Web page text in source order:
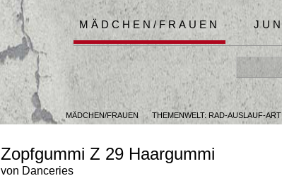
MÄDCHEN/FRAUEN
MÄDCHEN/FRAUEN THEMENWELT: RAD-AUSLAUF-
Zopfgummi Z 29 Haargummi
von Danceries